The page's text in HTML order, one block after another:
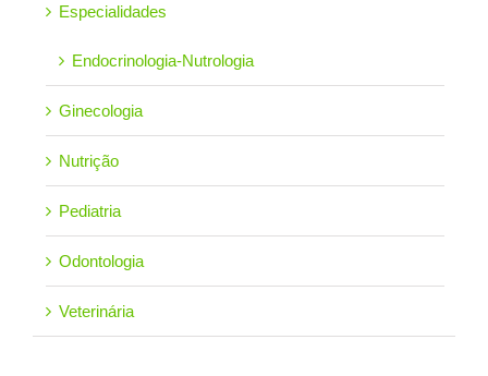
Especialidades
Endocrinologia-Nutrologia
Ginecologia
Nutrição
Pediatria
Odontologia
Veterinária